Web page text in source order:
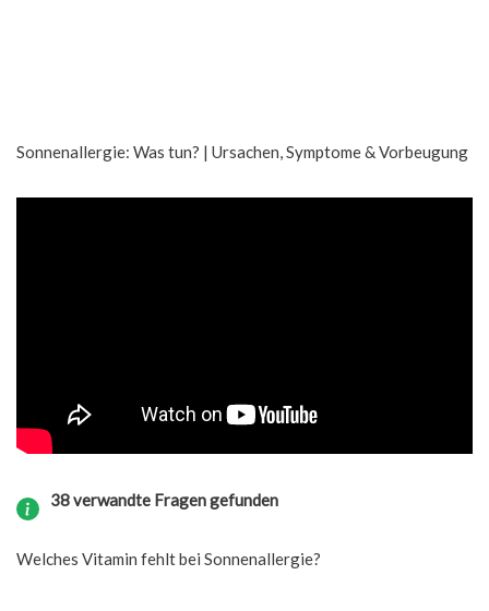
Sonnenallergie: Was tun? | Ursachen, Symptome & Vorbeugung
38 verwandte Fragen gefunden
Welches Vitamin fehlt bei Sonnenallergie?